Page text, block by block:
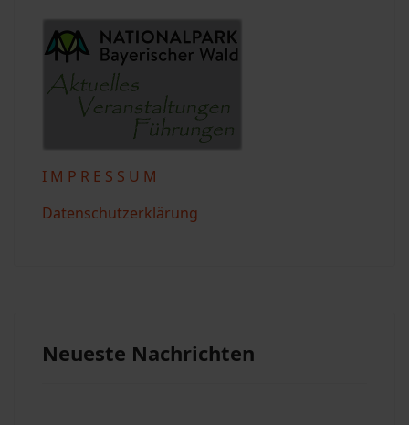
I M P R E S S U M
Datenschutzerklärung
Neueste Nachrichten